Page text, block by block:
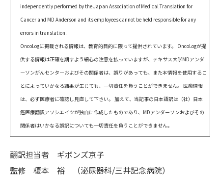
independently performed by the Japan Association of Medical Translation for
Cancer and MD Anderson and its employees cannot be held responsible for any
errors in translation.
OncoLogに掲載される情報は、教育的目的に限って提供されています。 OncoLogが提
供する情報は正確を期すよう細心の注意を払っていますが、テキサス大学MDアンダ
ーソンがんセンターおよびその関係者は、誤りがあっても、また本情報を使用するこ
とによっていかなる結果が生じても、一切責任を負うことができません。 医療情報
は、必ず医療者に確認し見直して下さい。 加えて、当記事の日本語訳は（社）日本
癌医療翻訳アソシエイツが独自に作成したものであり、MDアンダーソンおよびその
関係者はいかなる誤訳についても一切責任を負うことができません。
翻訳担当者 ギボンズ京子
監修 榎本 裕 （泌尿器科/三井記念病院）